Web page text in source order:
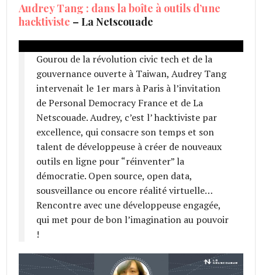
Audrey Tang : dans la boîte à outils d’une
hacktiviste – La Netscouade
Gourou de la révolution civic tech et de la
gouvernance ouverte à Taiwan, Audrey Tang
intervenait le 1er mars à Paris à l’invitation
de Personal Democracy France et de La
Netscouade. Audrey, c’est l’ hacktiviste par
excellence, qui consacre son temps et son
talent de développeuse à créer de nouveaux
outils en ligne pour “réinventer” la
démocratie. Open source, open data,
sousveillance ou encore réalité virtuelle…
Rencontre avec une développeuse engagée,
qui met pour de bon l’imagination au pouvoir
!